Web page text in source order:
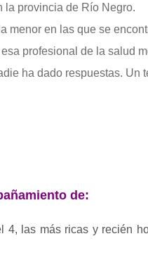
la provincia de Río Negro.
menor en las que se
profesional de la salud
ha dado respuestas. Un
de:
4, las más ricas y recién